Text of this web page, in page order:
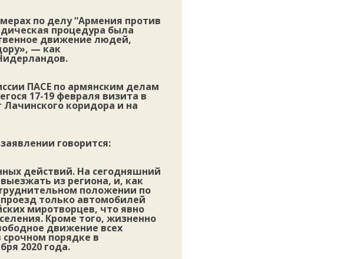
по делу “Армения против
процедура была
движение людей,
— как
ПАСЕ по армянским делам
17-19 февраля визита в
коридора и на
говорится:
действий. На сегодняшний
из региона, и, как
положении по
только автомобилей
миротворцев, что явно
Кроме того, жизненно
движение всех
порядке в
2020 года.